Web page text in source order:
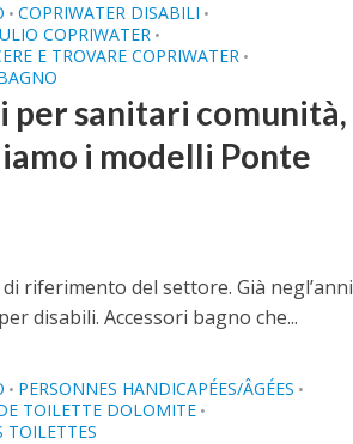
• COPRIWATER DISABILI •
COPRIWATER •
E TROVARE COPRIWATER •
per sanitari comunità,
i modelli Ponte
riferimento del settore. Già negl’anni
disabili. Accessori bagno che...
• PERSONNES HANDICAPÉES/ÂGÉES •
TOILETTE DOLOMITE •
TOILETTES